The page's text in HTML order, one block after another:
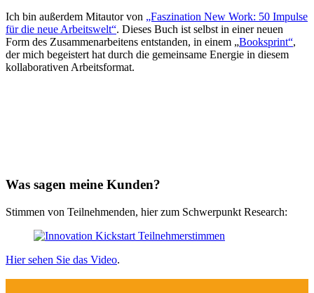
Ich bin außerdem Mitautor von „Faszination New Work: 50 Impulse
für die neue Arbeitswelt“. Dieses Buch ist selbst in einer neuen
Form des Zu­sam­men­arbeitens entstanden, in einem „Booksprint“,
der mich begeistert hat durch die gemeinsame Energie in diesem
kollaborativen Arbeitsformat.
Was sagen meine Kunden?
Stimmen von Teilnehmenden, hier zum Schwerpunkt Research:
Hier sehen Sie das Video.